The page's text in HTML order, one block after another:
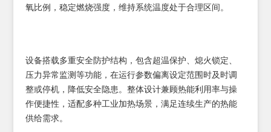
氧比例，稳定燃烧强度，维持系统温度处于合理区间。
设备搭载多重安全防护结构，包含超温保护、熄火锁定、
压力异常监测等功能，在运行参数偏离设定范围时及时调
整或停机，降低安全隐患。整体设计兼顾热能利用率与操
作便捷性，适配多种工业加热场景，满足连续生产的热能
供给需求。